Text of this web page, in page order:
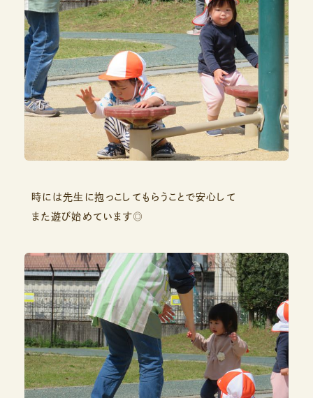
時には先生に抱っこしてもらうことで安心して
また遊び始めています◎